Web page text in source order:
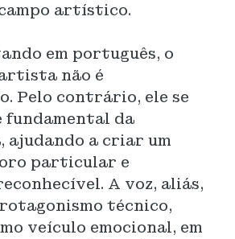
artístico.
em português, o
não é
Pelo contrário, ele se
da
ajudando a criar um
particular e
A voz, aliás,
técnico,
veículo emocional, em